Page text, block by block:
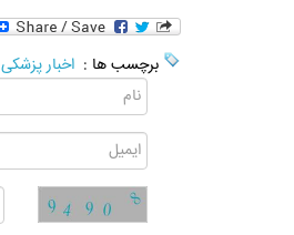
برچسب ها : اخبار پزشکی